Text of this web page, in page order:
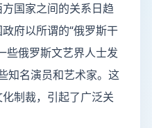
国家之间的关系日趋
府以所谓的“俄罗斯干
些俄罗斯文艺界人士发
知名演员和艺术家。这
制裁，引起了广泛关